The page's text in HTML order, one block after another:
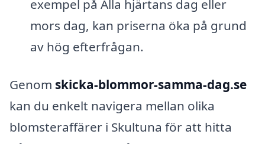
exempel på Alla hjärtans dag eller
mors dag, kan priserna öka på grund
av hög efterfrågan.
Genom skicka-blommor-samma-dag.se
kan du enkelt navigera mellan olika
blomsteraffärer i Skultuna för att hitta